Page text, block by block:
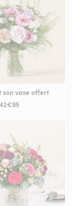
son vase offert
42€95